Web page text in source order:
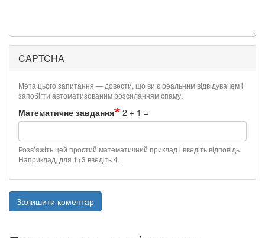
CAPTCHA
Мета цього запитання — довести, що ви є реальним відвідувачем і
запобігти автоматизованим розсиланням спаму.
Математичне завдання 2 + 1 =
Розв’яжіть цей простий математичний приклад і введіть відповідь.
Наприклад, для 1+3 введіть 4.
Залишити коментар